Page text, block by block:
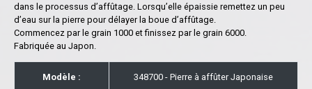
dans le processus d’affûtage. Lorsqu’elle épaissie remettez un peu
d’eau sur la pierre pour délayer la boue d’affûtage.
Commencez par le grain 1000 et finissez par le grain 6000.
Fabriquée au Japon.
Modèle : 348700 - Pierre à affûter Japonaise